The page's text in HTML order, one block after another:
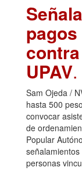
UPAV
Sam Ojeda /
hasta 500
convocar
de
Popular
personas